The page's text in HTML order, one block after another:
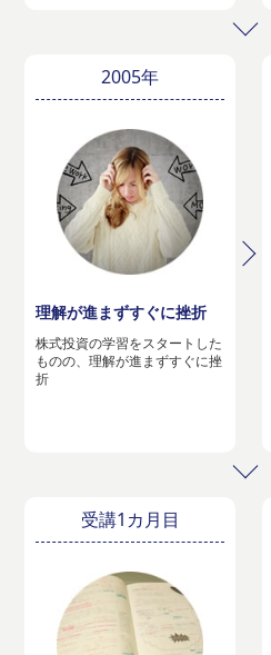
2005年
理解が進まずすぐに挫折
株式投資の学習をスタートした
ものの、理解が進まずすぐに挫
折
受講1カ月目